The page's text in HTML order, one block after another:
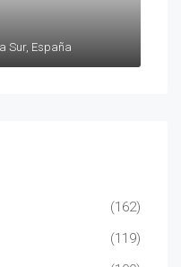
Sur, España
(162)
(119)